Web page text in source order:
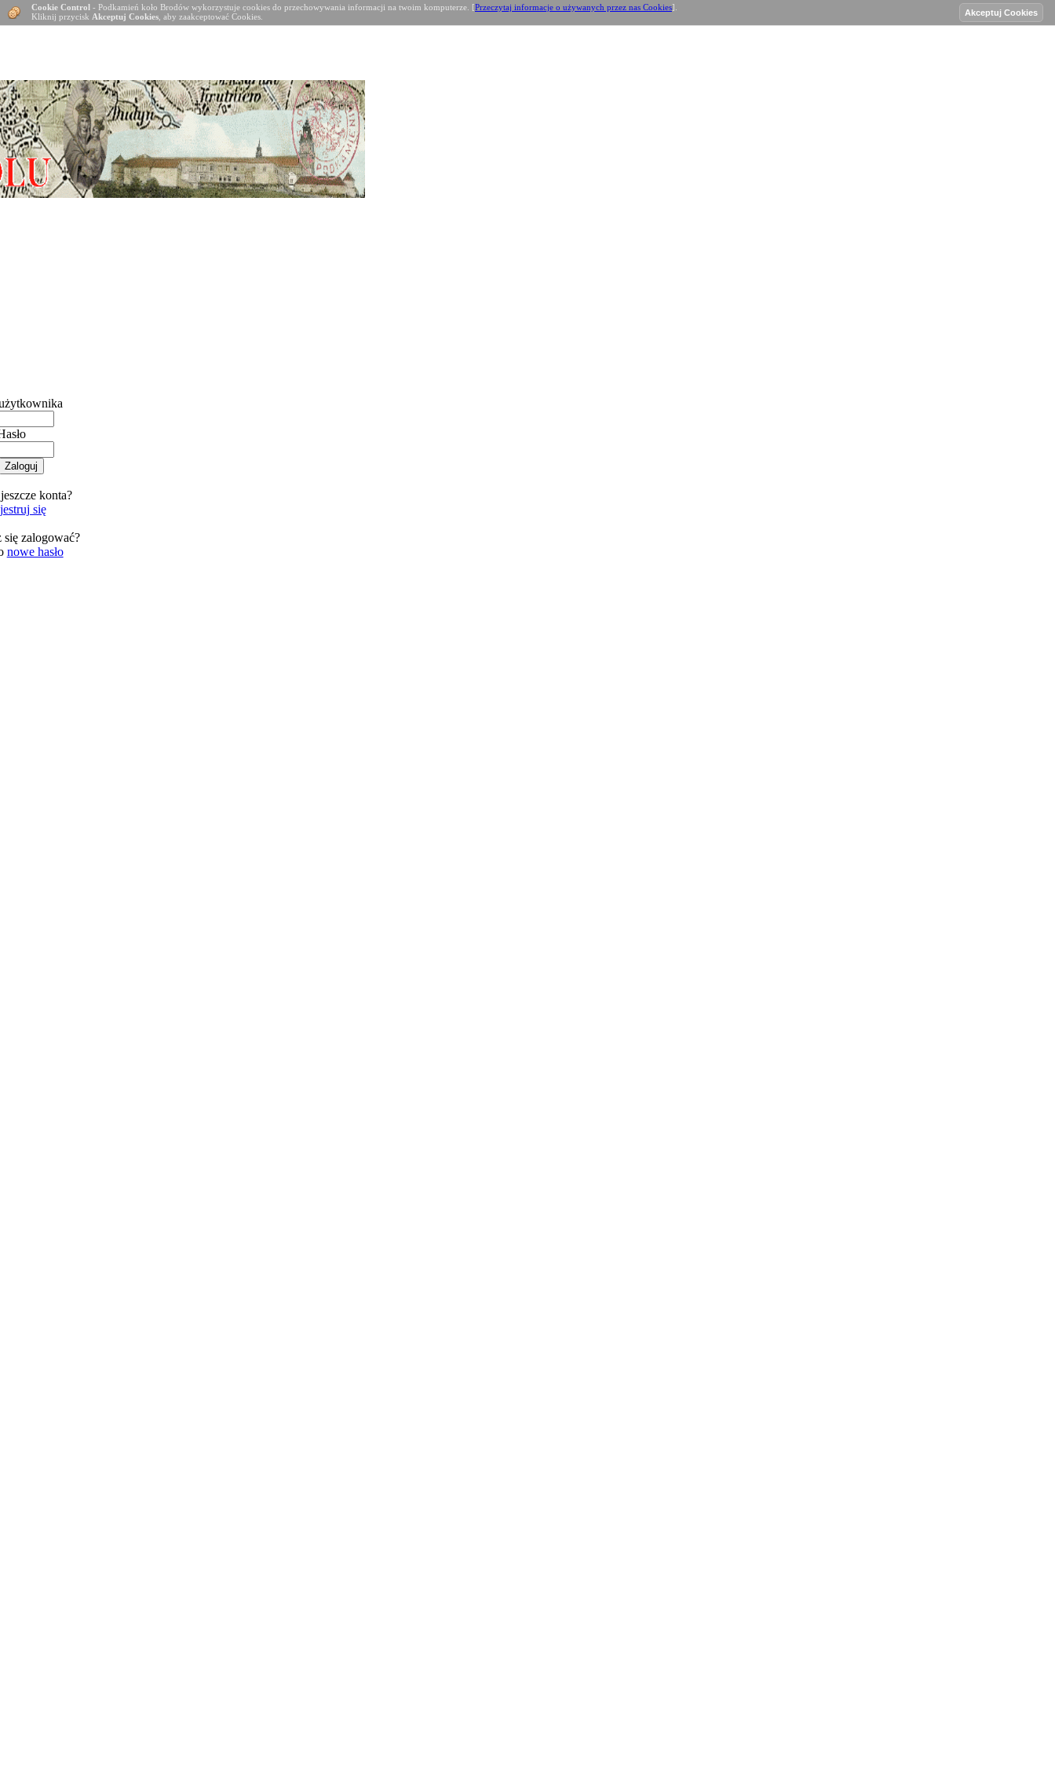
konta?
się
się zalogować?
nowe hasło
Cookie Control - Podkamień koło Brodów wykorzystuje cookies do przechowywania informacji na twoim komputerze. [Przeczytaj informacje o używanych przez nas Cookies].
Kliknij przycisk Akceptuj Cookies , aby zaakceptować Cookies.